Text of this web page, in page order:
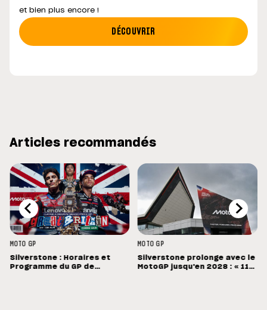
et bien plus encore !
DÉCOUVRIR
Articles recommandés
MOTO GP
Silverstone : Horaires et
Programme du GP de
MOTO GP
Silverstone prolonge avec le
MotoGP jusqu'en 2028 : « 11